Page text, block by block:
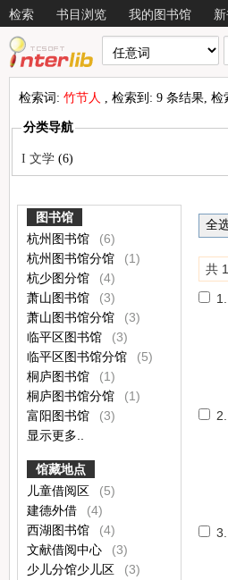
检索 书目浏览 我的图书馆
检索词: 竹节人 , 检索到: 9 条结果, 检
分类导航
I 文学(6)
图书馆
杭州图书馆
(6)
杭州图书馆分馆
(1)
杭少图分馆
(4)
萧山图书馆
(3)
萧山图书馆分馆
(3)
临平区图书馆
(3)
临平区图书馆分馆
(5)
桐庐图书馆
(1)
桐庐图书馆分馆
(1)
富阳图书馆
(3)
显示更多..
馆藏地点
儿童借阅区
(5)
建德外借
(4)
西湖图书馆
(4)
文献借阅中心
(3)
少儿分馆少儿区
(3)
共
1.
2.
3.